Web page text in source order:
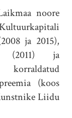
noore
ja 2015),
(2011) ja
(koos
Liidu